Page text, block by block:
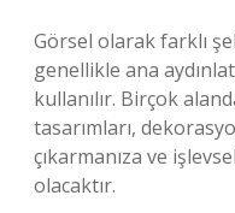
Görsel olarak farklı
genellikle ana
kullanılır. Birçok
tasarımları,
çıkarmanıza ve
olacaktır.